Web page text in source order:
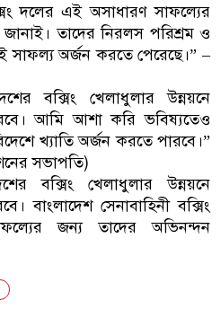
দলের এই অসাধারণ সাফল্যের
তাদের নিরলস পরিশ্রম ও
সাফল্য অর্জন করতে পেরেছে।” –
বক্সিং খেলাধুলার উন্নয়নে
আমি আশা করি ভবিষ্যতেও
খ্যাতি অর্জন করতে পারবে।”
সভাপতি)
বক্সিং খেলাধুলার উন্নয়নে
বাংলাদেশ সেনাবাহিনী বক্সিং
জন্য তাদের অভিনন্দন